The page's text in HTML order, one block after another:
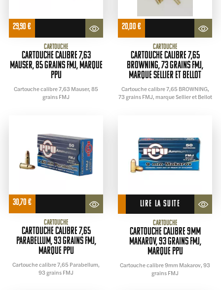
29,90 €
Cartouche
Cartouche calibre 7,63
Mauser, 85 grains FMJ, marque
PPU
Cartouche calibre 7,63 Mauser, 85
grains FMJ
20,00 €
Cartouche
Cartouche calibre 7,65
BROWNING, 73 grains FMJ,
marque Sellier et Bellot
Cartouche calibre 7,65 BROWNING,
73 grains FMJ, marque Sellier et Bellot
30,70 €
Cartouche
Cartouche calibre 7,65
Parabellum, 93 grains FMJ,
marque PPU
Cartouche calibre 7,65 Parabellum,
93 grains FMJ
LIRE LA SUITE
Cartouche
Cartouche calibre 9mm
Makarov, 93 grains FMJ,
marque PPU
Cartouche calibre 9mm Makarov, 93
grains FMJ